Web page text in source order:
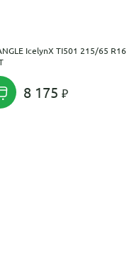
IcelynX TI501 215/65 R16
8 175